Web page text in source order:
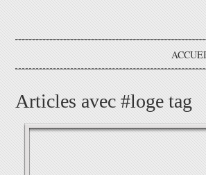
Articles avec #loge tag